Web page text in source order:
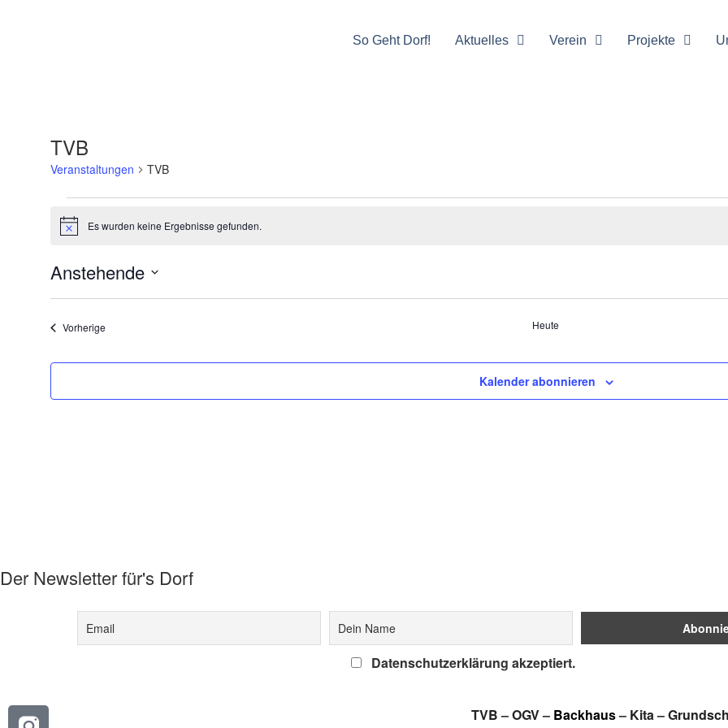
So Geht Dorf! Aktuelles Verein Projekte
TVB
Veranstaltungen TVB
HinweisEs wurden keine Ergebnisse gefunden.
Anstehende
Datum
VorherigeVeranstaltungen Heute
Kalender abonnieren
Der Newsletter für's Dorf
Datenschutzerklärung akzeptiert.
TVB–OGV– Backhaus– Kita–